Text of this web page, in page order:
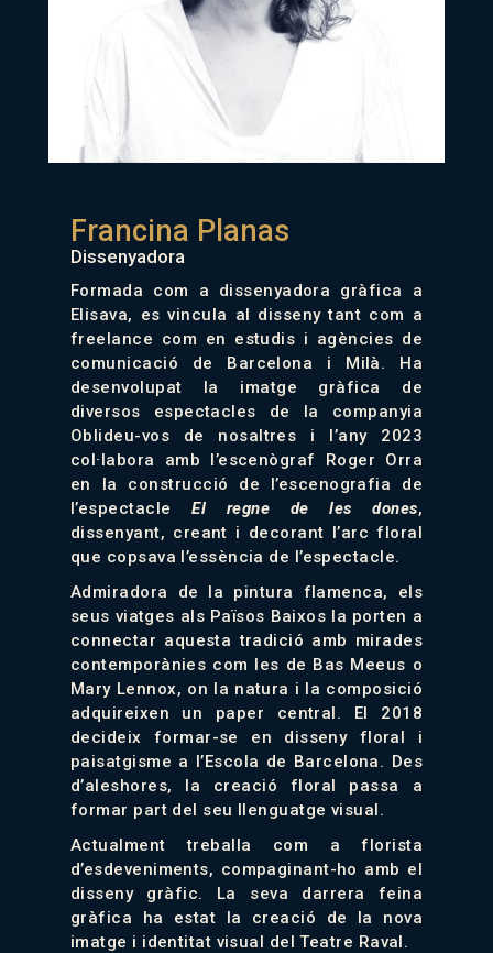
Francina Planas
Dissenyadora
Formada com a dissenyadora gràfica a
Elisava, es vincula al disseny tant com a
freelance com en estudis i agències de
comunicació de Barcelona i Milà. Ha
desenvolupat la imatge gràfica de
diversos espectacles de la companyia
Oblideu-vos de nosaltres i l’any 2023
col·labora amb l’escenògraf Roger Orra
en la construcció de l’escenografia de
l’espectacleEl regne de les dones,
dissenyant, creant i decorant l’arc floral
que copsava l’essència de l’espectacle.
Admiradora de la pintura flamenca, els
seus viatges als Països Baixos la porten a
connectar aquesta tradició amb mirades
contemporànies com les de Bas Meeus o
Mary Lennox, on la natura i la composició
adquireixen un paper central. El 2018
decideix formar-se en disseny floral i
paisatgisme a l’Escola de Barcelona. Des
d’aleshores, la creació floral passa a
formar part del seu llenguatge visual.
Actualment treballa com a florista
d’esdeveniments, compaginant-ho amb el
disseny gràfic. La seva darrera feina
gràfica ha estat la creació de la nova
imatge i identitat visual del Teatre Raval.